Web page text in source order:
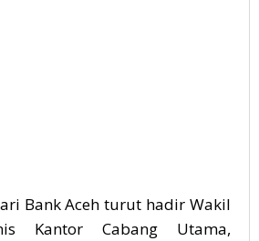
Bank Aceh turut hadir Wakil
Kantor Cabang Utama,